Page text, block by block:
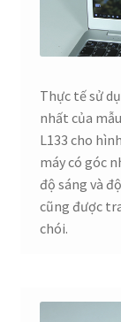
Thực tế sử
nhất của
L133 cho
máy có góc
độ sáng và
cũng được
chói.